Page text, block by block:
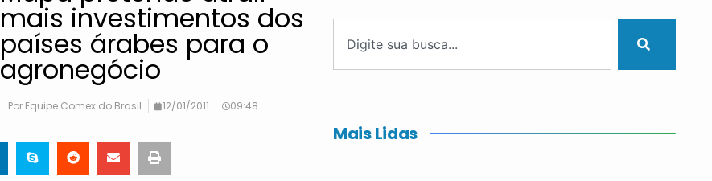
mais investimentos dos
países árabes para o
agronegócio
Por Equipe Comex do Brasil 12/01/2011 09:48
Mais Lidas